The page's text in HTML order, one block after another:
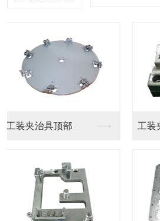
零器件精密加工